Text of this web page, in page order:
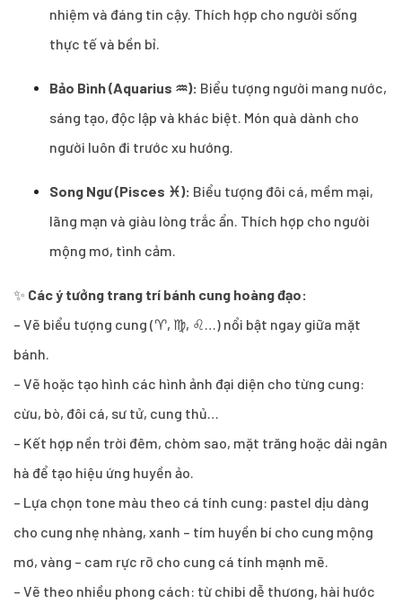
nhiệm và đáng tin cậy. Thích hợp cho người sống
thực tế và bền bỉ.
Bảo Bình (Aquarius ♒): Biểu tượng người mang nước,
sáng tạo, độc lập và khác biệt. Món quà dành cho
người luôn đi trước xu hướng.
Song Ngư (Pisces ♓): Biểu tượng đôi cá, mềm mại,
lãng mạn và giàu lòng trắc ẩn. Thích hợp cho người
mộng mơ, tình cảm.
✨ Các ý tưởng trang trí bánh cung hoàng đạo:
– Vẽ biểu tượng cung (♈, ♍, ♌…) nổi bật ngay giữa mặt
bánh.
– Vẽ hoặc tạo hình các hình ảnh đại diện cho từng cung:
cừu, bò, đôi cá, sư tử, cung thủ…
– Kết hợp nền trời đêm, chòm sao, mặt trăng hoặc dải ngân
hà để tạo hiệu ứng huyền ảo.
– Lựa chọn tone màu theo cá tính cung: pastel dịu dàng
cho cung nhẹ nhàng, xanh – tím huyền bí cho cung mộng
mơ, vàng – cam rực rỡ cho cung cá tính mạnh mẽ.
– Vẽ theo nhiều phong cách: từ chibi dễ thương, hài hước